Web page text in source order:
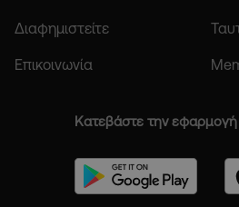
Διαφημιστείτε
Επικοινωνία
Κατεβάστε την